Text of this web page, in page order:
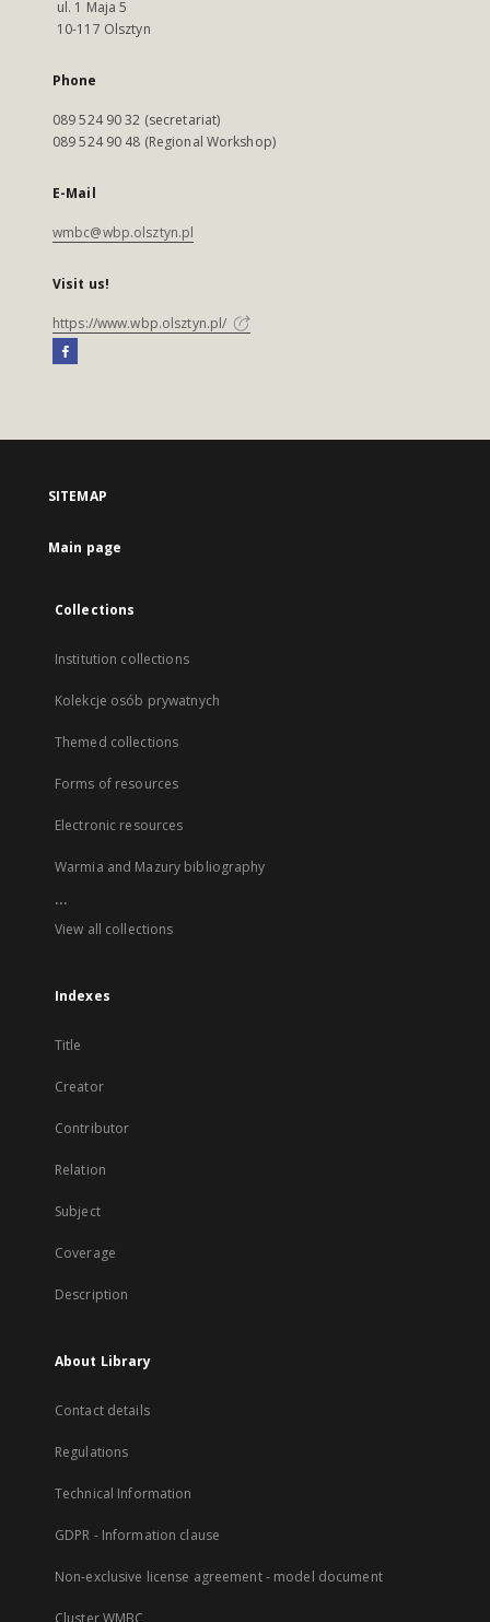
ul. 1 Maja 5
10-117 Olsztyn
Phone
089 524 90 32 (secretariat)
089 524 90 48 (Regional Workshop)
E-Mail
wmbc@wbp.olsztyn.pl
Visit us!
https://www.wbp.olsztyn.pl/
SITEMAP
Main page
Collections
Institution collections
Kolekcje osób prywatnych
Themed collections
Forms of resources
Electronic resources
Warmia and Mazury bibliography
...
View all collections
Indexes
Title
Creator
Contributor
Relation
Subject
Coverage
Description
About Library
Contact details
Regulations
Technical Information
GDPR - Information clause
Non-exclusive license agreement - model document
Cluster WMBC